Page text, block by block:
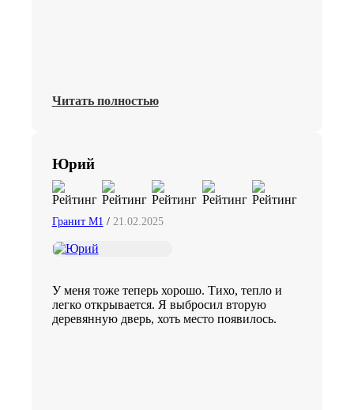
Читать полностью
Юрий
Гранит М1 / 21.02.2025
У меня тоже теперь хорошо. Тихо, тепло и
легко открывается. Я выбросил вторую
деревянную дверь, хоть место появилось.